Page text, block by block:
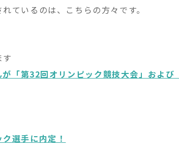
ているのは、こちらの方々です。
「第32回オリンピック競技大会」および
選手に内定！